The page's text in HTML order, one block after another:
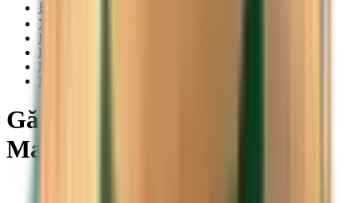
日本語
Українська
Italiano
Български
Magyar
Dansk
Găsiți zboruri ieftine către
Man